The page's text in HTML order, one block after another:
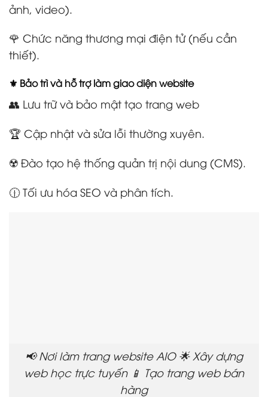
ảnh, video).
🌹 Chức năng thương mại điện tử (nếu cần
thiết).
⚜️ Bảo trì và hỗ trợ làm giao diện website
👥 Lưu trữ và bảo mật tạo trang web
🏆 Cập nhật và sửa lỗi thường xuyên.
☢️ Đào tạo hệ thống quản trị nội dung (CMS).
🕧 Tối ưu hóa SEO và phân tích.
📢 Nơi làm trang website AIO 🌟 Xây dựng
web học trực tuyến 📱 Tạo trang web bán
hàng